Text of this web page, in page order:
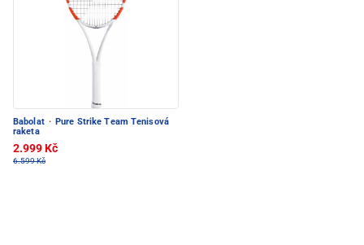
Babolat · Pure Strike Team Tenisová
raketa
2.999 Kč
6.599 Kč